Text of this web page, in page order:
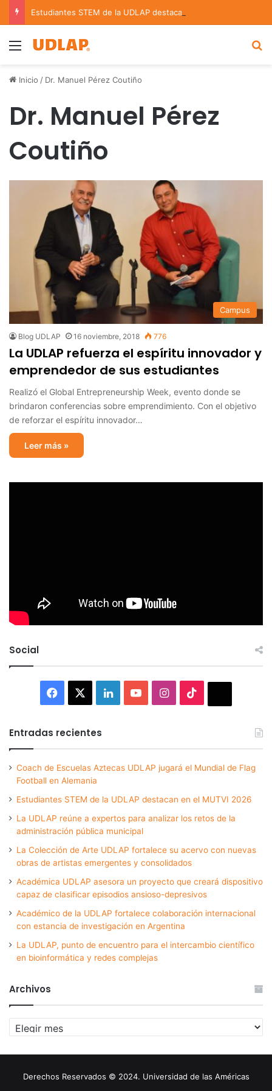
Menu
Inicio / Dr. Manuel Pérez Coutiño
Dr. Manuel Pérez
Coutiño
Campus
Blog UDLAP 16 noviembre, 2018 776
La UDLAP refuerza el espíritu innovador y
emprendedor de sus estudiantes
Realizó el Global Entrepreneurship Week, evento donde se
brindaron conferencias sobre emprendimiento. Con el objetivo
de reforzar el espíritu innovador…
Leer más »
Social
Facebook LinkedInYouTubeInstagram
Entradas recientes
Coach de Escuelas Aztecas UDLAP jugará el Mundial de Flag
Football en Alemania
Estudiantes STEM de la UDLAP destacan en el MUTVI 2026
La UDLAP reúne a expertos para analizar los retos de la
administración pública municipal
La Colección de Arte UDLAP fortalece su acervo con nuevas
obras de artistas emergentes y consolidados
Académica UDLAP asesora un proyecto que creará dispositivo
capaz de clasificar episodios ansioso-depresivos
Académico de la UDLAP fortalece colaboración internacional
con estancia de investigación en Argentina
La UDLAP, punto de encuentro para el intercambio científico
en bioinformática y redes complejas
Archivos
Archivos
Derechos Reservados © 2024. Universidad de las Américas